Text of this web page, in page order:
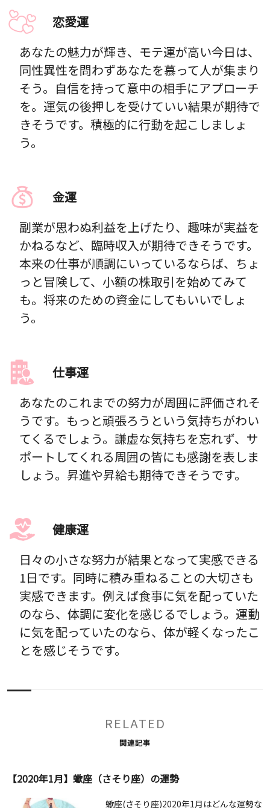
恋愛運
あなたの魅力が輝き、モテ運が高い今日は、
同性異性を問わずあなたを慕って人が集まり
そう。自信を持って意中の相手にアプローチ
を。運気の後押しを受けていい結果が期待で
きそうです。積極的に行動を起こしましょ
う。
金運
副業が思わぬ利益を上げたり、趣味が実益を
かねるなど、臨時収入が期待できそうです。
本来の仕事が順調にいっているならば、ちょ
っと冒険して、小額の株取引を始めてみて
も。将来のための資金にしてもいいでしょ
う。
仕事運
あなたのこれまでの努力が周囲に評価されそ
うです。もっと頑張ろうという気持ちがわい
てくるでしょう。謙虚な気持ちを忘れず、サ
ポートしてくれる周囲の皆にも感謝を表しま
しょう。昇進や昇給も期待できそうです。
健康運
日々の小さな努力が結果となって実感できる
1日です。同時に積み重ねることの大切さも
実感できます。例えば食事に気を配っていた
のなら、体調に変化を感じるでしょう。運動
に気を配っていたのなら、体が軽くなったこ
とを感じそうです。
RELATED
関連記事
【2020年1月】蠍座（さそり座）の運勢
蠍座(さそり座)2020年1月はどんな運勢な